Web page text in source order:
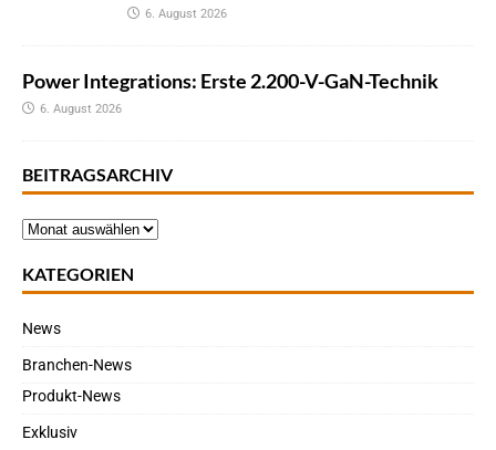
6. August 2026
Power Integrations: Erste 2.200-V-GaN-Technik
6. August 2026
BEITRAGSARCHIV
KATEGORIEN
News
Branchen-News
Produkt-News
Exklusiv